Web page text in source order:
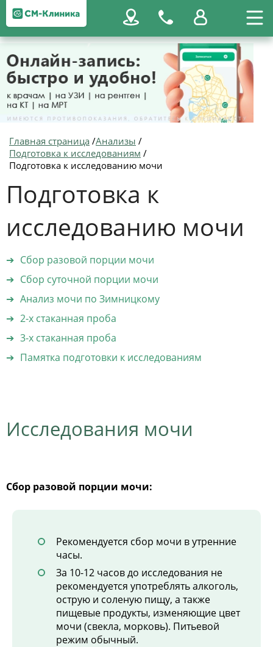
Главная страница /Анализы /
Подготовка к исследованиям /
Подготовка к исследованию мочи
Подготовка к
исследованию мочи
Сбор разовой порции мочи
Сбор суточной порции мочи
Анализ мочи по Зимницкому
2-х стаканная проба
3-х стаканная проба
Памятка подготовки к исследованиям
Исследования мочи
Сбор разовой порции мочи:
Рекомендуется сбор мочи в утренние
часы.
За 10-12 часов до исследования не
рекомендуется употреблять алкоголь,
острую и соленую пищу, а также
пищевые продукты, изменяющие цвет
мочи (свекла, морковь). Питьевой
режим обычный.